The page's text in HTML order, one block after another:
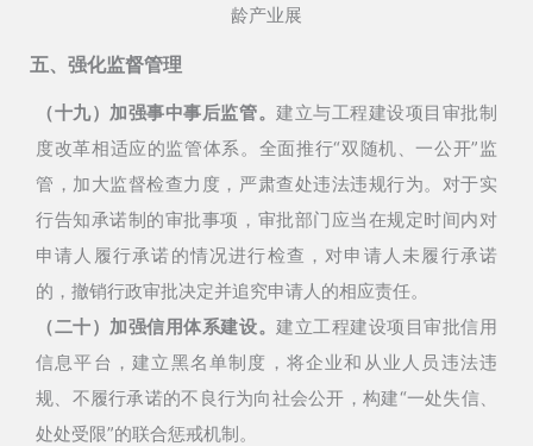
五、强化监督管理
（十九）加强事中事后监管。建立与工程建设项目审批制
度改革相适应的监管体系。全面推行“双随机、一公开”监
管，加大监督检查力度，严肃查处违法违规行为。对于实
行告知承诺制的审批事项，审批部门应当在规定时间内对
申请人履行承诺的情况进行检查，对申请人未履行承诺
的，撤销行政审批决定并追究申请人的相应责任。
（二十）加强信用体系建设。建立工程建设项目审批信用
信息平台，建立黑名单制度，将企业和从业人员违法违
规、不履行承诺的不良行为向社会公开，构建“一处失信、
处处受限”的联合惩戒机制。